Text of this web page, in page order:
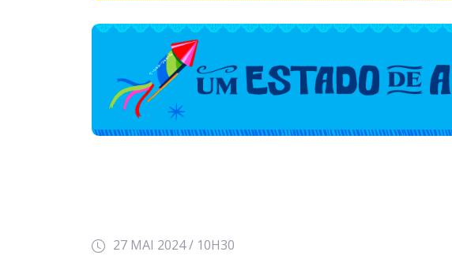
27 MAI 2024 / 10H30